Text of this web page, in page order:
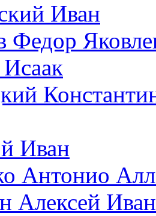
Иван
Федор
Иван
Антонио
Алексей